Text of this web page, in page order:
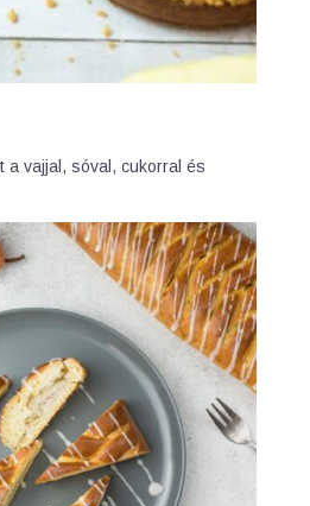
vajjal, sóval, cukorral és